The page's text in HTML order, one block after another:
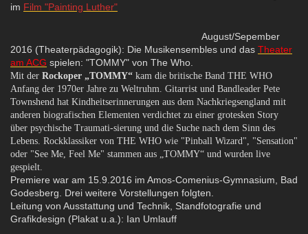
im Film "Painting Luther"
August/Sepember
2016 (Theaterpädagogik): Die Musikensembles und das Theater
am ACG spielen: "TOMMY" von The Who.
Mit der Rockoper „TOMMY“ kam die britische Band THE WHO
Anfang der 1970er Jahre zu Weltruhm. Gitarrist und Bandleader Pete
Townshend hat Kindheitserinnerungen aus dem Nachkriegsengland mit
anderen biografischen Elementen verdichtet zu einer grotesken Story
über psychische Traumati-sierung und die Suche nach dem Sinn des
Lebens. Rockklassiker von THE WHO wie "Pinball Wizard", "Sensation"
oder "See Me, Feel Me" stammen aus „TOMMY“ und wurden live
gespielt.
Premiere war am 15.9.2016 im Amos-Comenius-Gymnasium, Bad
Godesberg. Drei weitere Vorstellungen folgten.
Leitung von Ausstattung und Technik, Standfotografie und
Grafikdesign (Plakat u.a.): Ian Umlauff